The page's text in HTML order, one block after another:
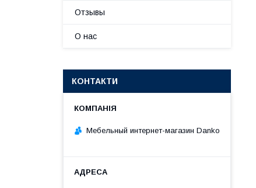
Отзывы
О нас
КОНТАКТИ
Мебельный интернет-магазин Danko